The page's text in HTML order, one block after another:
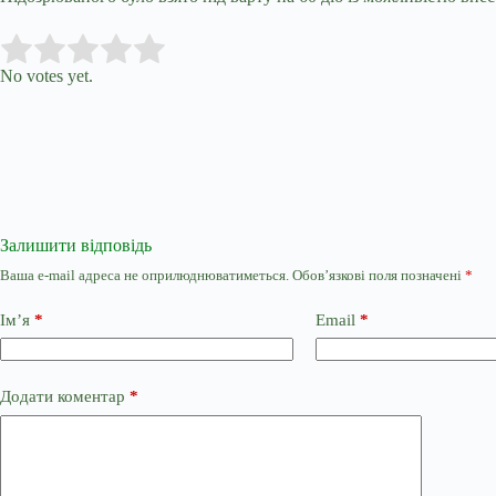
Rate this item:
No votes yet.
Залишити відповідь
Ваша e-mail адреса не оприлюднюватиметься. Обов’язкові поля позначені *
Ім’я * Email *
Додати коментар *